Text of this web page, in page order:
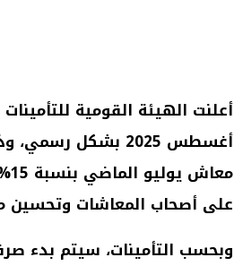
أعلنت الهيئة القومية
أغسطس 2025
بشكل رسمي،
معاش يوليو الماضي بنسبة 15%، تنفيذًا لتوجيهات
على أصحاب المعاشات وتحسين
وبحسب التأمينات، سيتم بدء